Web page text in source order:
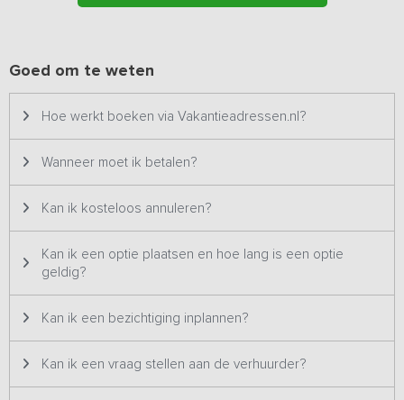
Rondom de woning zijn twee terrassen. Voor de sportieve gasten
speeltuin met schommels, glijbaan en andere speeltoestellen.
grotere groepen geschikt en staat daarom twee keer op ons
platform. Het betreft hetzelfde vakantieadres met dezelfde foto's
& prijzen en wordt dus ook altijd aan één groep tegelijk verhuurd.
Goed om te weten
Hoe werkt boeken via Vakantieadressen.nl?
Wanneer moet ik betalen?
Kan ik kosteloos annuleren?
Kan ik een optie plaatsen en hoe lang is een optie
geldig?
Kan ik een bezichtiging inplannen?
Kan ik een vraag stellen aan de verhuurder?